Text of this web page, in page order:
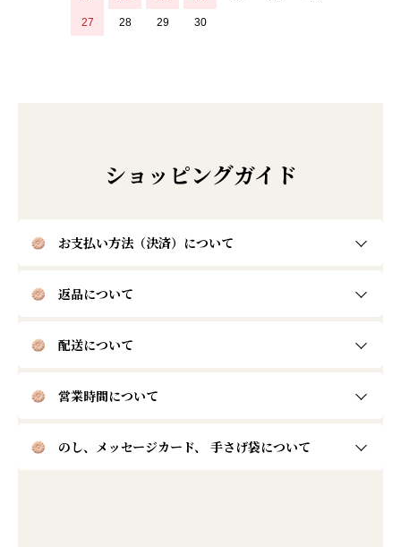
27 28 29 30
ショッピングガイド
お支払い方法（決済）について
返品について
配送について
営業時間について
のし、メッセージカード、 手さげ袋について